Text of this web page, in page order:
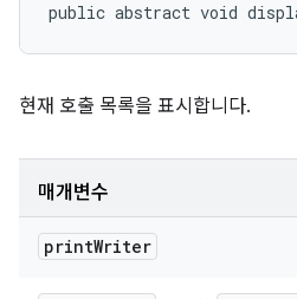
public abstract void
현재 호출 목록을 표시합니다.
매개변수
printWriter